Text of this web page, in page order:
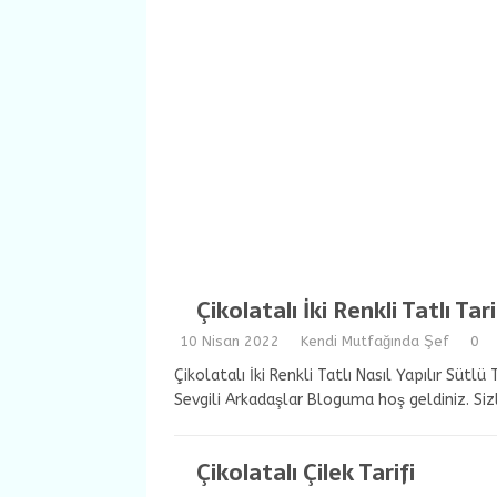
Çikolatalı İki Renkli Tatlı
10 Nisan 2022 Kendi Mutfağında Şef 0
Çikolatalı İki Renkli Tatlı Nasıl Yapılır
Sevgili Arkadaşlar Bloguma hoş geldiniz.
Çikolatalı Çilek Tarifi